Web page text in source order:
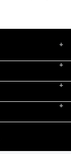
+
+
+
+